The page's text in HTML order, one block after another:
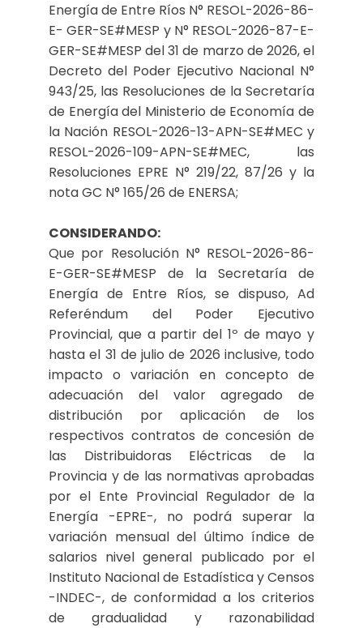
Energía de Entre Ríos N° RESOL-2026-86-
E- GER-SE#MESP y N° RESOL-2026-87-E-
GER-SE#MESP del 31 de marzo de 2026, el
Decreto del Poder Ejecutivo Nacional N°
943/25, las Resoluciones de la Secretaría
de Energía del Ministerio de Economía de
la Nación RESOL-2026-13-APN-SE#MEC y
RESOL-2026-109-APN-SE#MEC, las
Resoluciones EPRE N° 219/22, 87/26 y la
nota GC N° 165/26 de ENERSA;
CONSIDERANDO:
Que por Resolución N° RESOL-2026-86-
E-GER-SE#MESP de la Secretaría de
Energía de Entre Ríos, se dispuso, Ad
Referéndum del Poder Ejecutivo
Provincial, que a partir del 1º de mayo y
hasta el 31 de julio de 2026 inclusive, todo
impacto o variación en concepto de
adecuación del valor agregado de
distribución por aplicación de los
respectivos contratos de concesión de
las Distribuidoras Eléctricas de la
Provincia y de las normativas aprobadas
por el Ente Provincial Regulador de la
Energía -EPRE-, no podrá superar la
variación mensual del último índice de
salarios nivel general publicado por el
Instituto Nacional de Estadística y Censos
-INDEC-, de conformidad a los criterios
de gradualidad y razonabilidad